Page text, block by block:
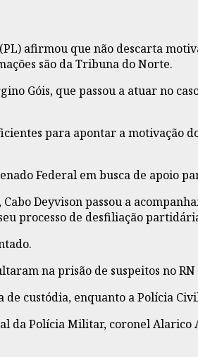
afirmou que não descarta
são da Tribuna do Norte.
Góis, que passou a atuar no
para apontar a motivação
Federal em busca de apoio
Deyvison passou a
processo de desfiliação
na prisão de suspeitos no RN
custódia, enquanto a Polícia
da Polícia Militar, coronel